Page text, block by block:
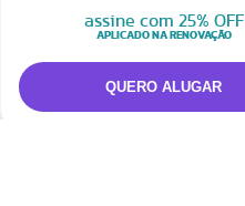
assine com 25% OFF
APLICADO NA RENOVAÇÃO